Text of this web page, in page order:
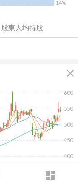
dashboard
登入
股東人均持股
14%
close
400
450
500
550
600